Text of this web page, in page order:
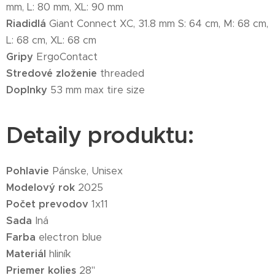
mm, L: 80 mm, XL: 90 mm
Riadidlá Giant Connect XC, 31.8 mm S: 64 cm, M: 68 cm,
L: 68 cm, XL: 68 cm
Gripy ErgoContact
Stredové zloženie threaded
Doplnky 53 mm max tire size
Detaily produktu:
Pohlavie Pánske, Unisex
Modelový rok 2025
Počet prevodov 1x11
Sada Iná
Farba electron blue
Materiál hliník
Priemer kolies 28"